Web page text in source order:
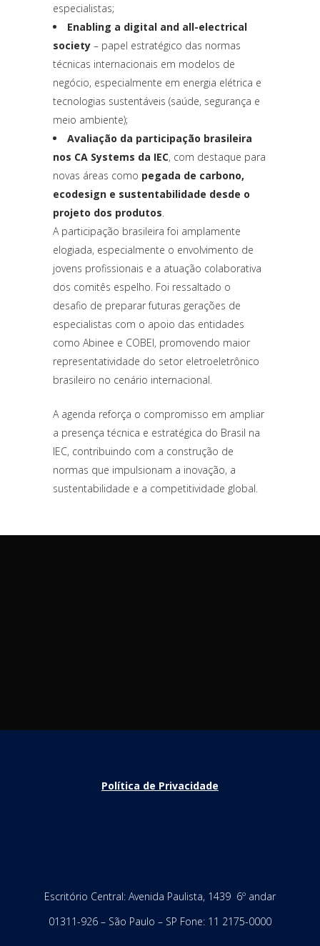
especialistas;
Enabling a digital and all-electrical
society – papel estratégico das normas
técnicas internacionais em modelos de
negócio, especialmente em energia elétrica e
tecnologias sustentáveis (saúde, segurança e
meio ambiente);
Avaliação da participação brasileira
nos CA Systems da IEC, com destaque para
novas áreas como pegada de carbono,
ecodesign e sustentabilidade desde o
projeto dos produtos.
A participação brasileira foi amplamente
elogiada, especialmente o envolvimento de
jovens profissionais e a atuação colaborativa
dos comitês espelho. Foi ressaltado o
desafio de preparar futuras gerações de
especialistas com o apoio das entidades
como Abinee e COBEI, promovendo maior
representatividade do setor eletroeletrônico
brasileiro no cenário internacional.
A agenda reforça o compromisso em ampliar
a presença técnica e estratégica do Brasil na
IEC, contribuindo com a construção de
normas que impulsionam a inovação, a
sustentabilidade e a competitividade global.
Política de Privacidade
Escritório Central: Avenida Paulista, 1439 6º andar
01311-926 – São Paulo – SP Fone: 11 2175-0000